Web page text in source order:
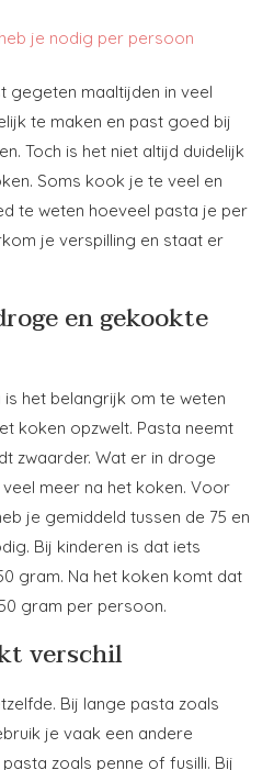
gegeten maaltijden in veel
te maken en past goed bij
Toch is het niet altijd duidelijk
Soms kook je te veel en
te weten hoeveel pasta je per
je verspilling en staat er
en gekookte
het belangrijk om te weten
koken opzwelt. Pasta neemt
zwaarder. Wat er in droge
meer na het koken. Voor
je gemiddeld tussen de 75 en
Bij kinderen is dat iets
gram. Na het koken komt dat
gram per persoon.
verschil
Bij lange pasta zoals
je vaak een andere
zoals penne of fusilli. Bij